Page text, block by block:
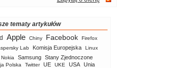
tematy artykułów
Apple Chiny Facebook Firefox
Lab Komisja Europejska Linux
Nokia Samsung Stany Zjednoczone
Polska Twitter UE UKE USA
Unia